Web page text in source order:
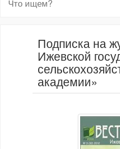
Подписка на
Ижевской
академии»